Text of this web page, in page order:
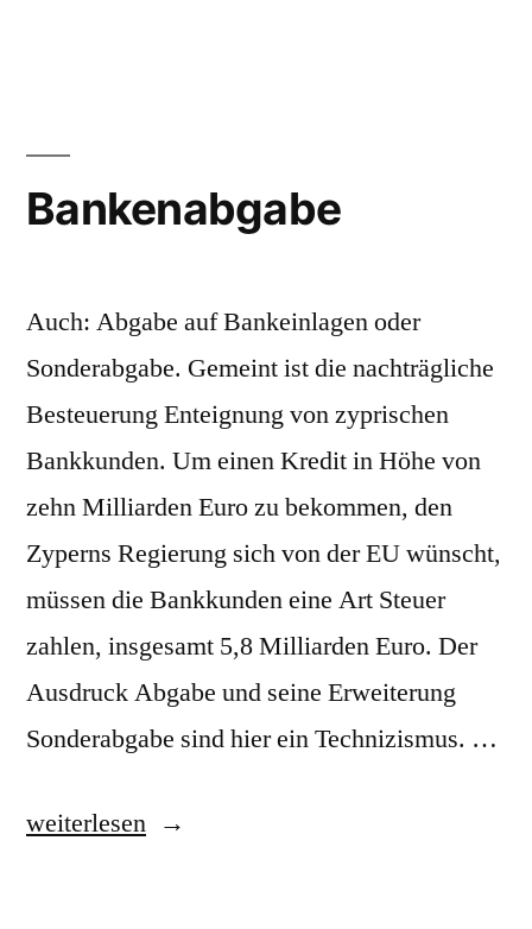
Bankenabgabe
Auch: Abgabe auf Bankeinlagen oder
Sonderabgabe. Gemeint ist die nachträgliche
Besteuerung Enteignung von zyprischen
Bankkunden. Um einen Kredit in Höhe von
zehn Milliarden Euro zu bekommen, den
Zyperns Regierung sich von der EU wünscht,
müssen die Bankkunden eine Art Steuer
zahlen, insgesamt 5,8 Milliarden Euro. Der
Ausdruck Abgabe und seine Erweiterung
Sonderabgabe sind hier ein Technizismus. …
„Bankenabgabe“
weiterlesen